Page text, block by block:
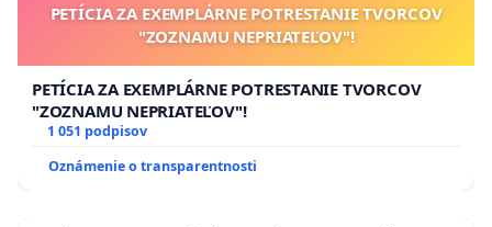
PETÍCIA ZA EXEMPLÁRNE POTRESTANIE TVORCOV
"ZOZNAMU NEPRIATEĽOV"!
PETÍCIA ZA EXEMPLÁRNE POTRESTANIE TVORCOV
"ZOZNAMU NEPRIATEĽOV"!
1 051 podpisov
Oznámenie o transparentnosti